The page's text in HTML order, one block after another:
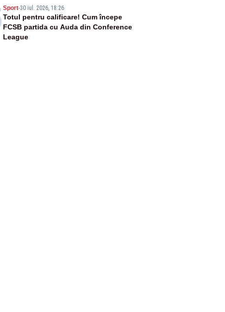
Sport-30 iul. 2026, 18:26
Totul pentru calificare! Cum începe
FCSB partida cu Auda din Conference
League